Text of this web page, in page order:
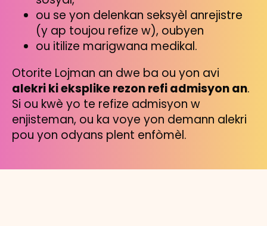
ou se yon delenkan seksyèl anrejistre
(y ap toujou refize w), oubyen
ou itilize marigwana medikal.
Otorite Lojman an dwe ba ou yon avi
alekri ki eksplike rezon refi admisyon an.
Si ou kwè yo te refize admisyon w
enjisteman, ou ka voye yon demann alekri
pou yon odyans plent enfòmèl.